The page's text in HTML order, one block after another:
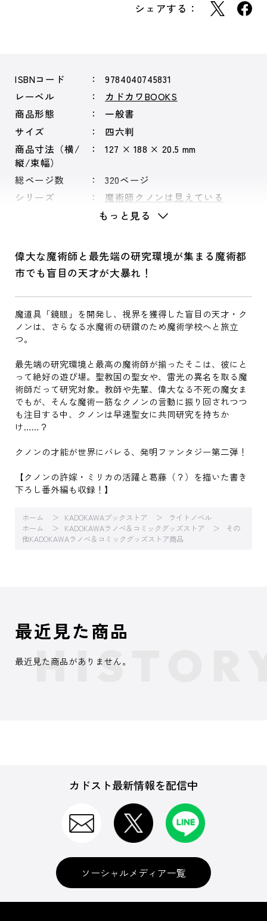
シェアする：
ISBNコード
9784040745831
レーベル
カドカワBOOKS
商品形態
一般書
サイズ
四六判
商品寸法（横/
縦/束幅）
127 × 188 × 20.5 mm
総ページ数
320ページ
シリーズ
魔術師クノンは見えている
もっと見る
偉大な魔術師と最先端の研究環境が集まる魔術都
市でも盲目の天才が大暴れ！
魔道具「鏡眼」を開発し、視界を獲得した盲目の天才・ク
ノンは、さらなる水魔術の研鑽のため魔術学校へと旅立
つ。
最先端の研究環境と最高の魔術師が揃ったそこは、彼にと
って絶好の遊び場。聖教国の聖女や、雷光の異名を取る魔
術師だって研究対象。教師や先輩、偉大なる不死の魔女ま
でもが、そんな魔術一筋なクノンの言動に振り回されつつ
も注目する中、クノンは早速聖女に共同研究を持ちか
け……？
クノンの才能が世界にバレる、発明ファンタジー第二弾！
【クノンの許嫁・ミリカの活躍と葛藤（？）を描いた書き
下ろし番外編も収録！】
ホーム KADOKAWAブックストア
ライトノベル
ホーム
KADOKAWAラノベ＆コミックグッズストア
その
他KADOKAWAラノベ＆コミックグッズストア商品
最近見た商品
最近見た商品がありません。
カドスト最新情報を配信中
ソーシャルメディア一覧